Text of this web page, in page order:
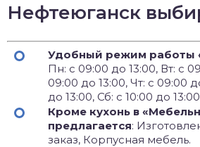
Нефтеюганск
Удобный режим работы
Пн: с 09:00 до 13:00, Вт: с
09:00 до 13:00, Чт: с 09:00
до 13:00, Сб: с 10:00 до
Кроме кухонь в
предлагается:
заказ, Корпусная мебель.